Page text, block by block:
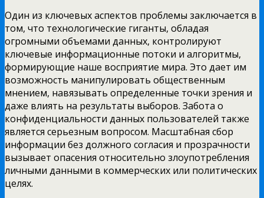
Один из ключевых аспектов проблемы заключается в
том, что технологические гиганты, обладая
огромными объемами данных, контролируют
ключевые информационные потоки и алгоритмы,
формирующие наше восприятие мира. Это дает им
возможность манипулировать общественным
мнением, навязывать определенные точки зрения и
даже влиять на результаты выборов. Забота о
конфиденциальности данных пользователей также
является серьезным вопросом. Масштабная сбор
информации без должного согласия и прозрачности
вызывает опасения относительно злоупотребления
личными данными в коммерческих или политических
целях.